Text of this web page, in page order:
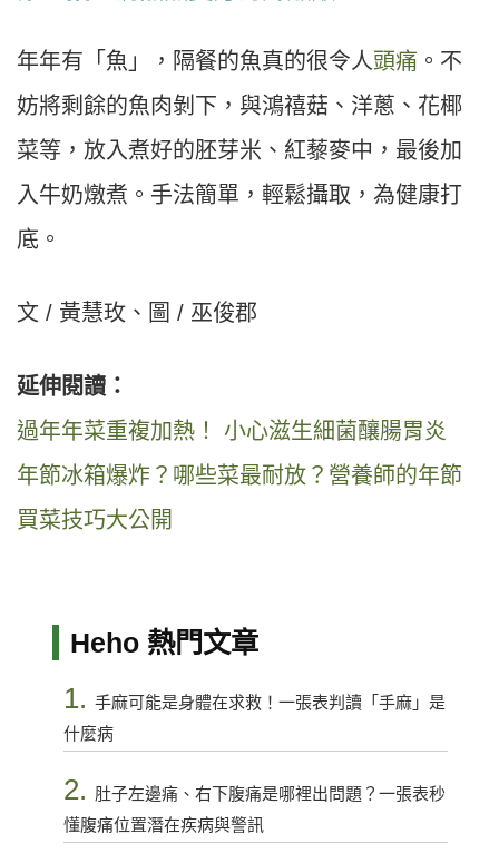
年年有「魚」，隔餐的魚真的很令人頭痛 。不
妨將剩餘的魚肉剝下，與鴻禧菇、洋蔥、花椰
菜等，放入煮好的胚芽米、紅藜麥中，最後加
入牛奶燉煮。手法簡單，輕鬆攝取，為健康打
底。
文 / 黃慧玫、圖 / 巫俊郡
延伸閱讀：
過年年菜重複加熱！ 小心滋生細菌釀腸胃炎
年節冰箱爆炸？哪些菜最耐放？營養師的年節
買菜技巧大公開
Heho 熱門文章
1. 手麻可能是身體在求救！一張表判讀「手麻」是
什麼病
2. 肚子左邊痛、右下腹痛是哪裡出問題？一張表秒
懂腹痛位置潛在疾病與警訊